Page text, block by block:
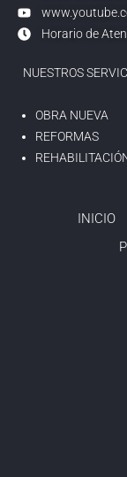
Horario de
NUESTROS
OBRA NUEVA
REFORMAS
INICIO